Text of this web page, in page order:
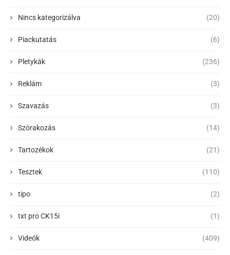
Nincs kategorizálva (20)
Piackutatás (6)
Pletykák (236)
Reklám (3)
Szavazás (3)
Szórakozás (14)
Tartozékok (21)
Tesztek (110)
tipo (2)
txt pro CK15i (1)
Videók (409)